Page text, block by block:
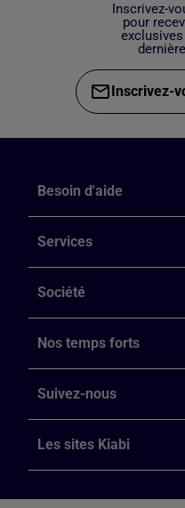
Inscrivez-
pour
Inscrivez-
Besoin d'aide
Services
Société
Nos temps forts
Suivez-nous
Les sites Kiabi